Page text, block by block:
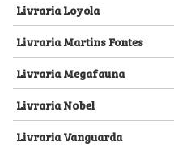
Livraria Loyola
Livraria Martins Fontes
Livraria Megafauna
Livraria Nobel
Livraria Vanguarda